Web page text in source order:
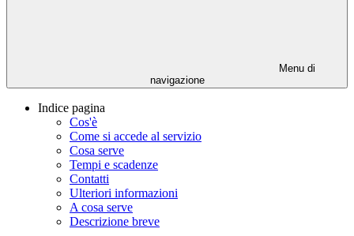
Menu di
navigazione
Indice pagina
Cos'è
Come si accede al servizio
Cosa serve
Tempi e scadenze
Contatti
Ulteriori informazioni
A cosa serve
Descrizione breve